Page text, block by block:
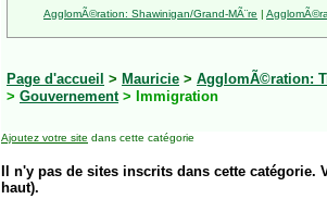
AgglomÃ©ration: Shawinigan/Grand-MÃ¨re |
Page d'accueil > Mauricie > AgglomÃ©ration:
> Gouvernement> Immigration
Ajoutez votre site dans cette catégorie
Il n'y pas de sites inscrits dans cette
haut).